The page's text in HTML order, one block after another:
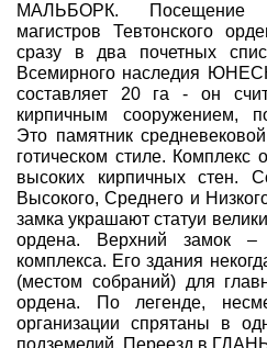
МАЛЬБОРК. Посещение
магистров Тевтонского
сразу в два почетных
Всемирного наследия
составляет 20 га - он
кирпичным сооружением,
Это памятник
готическом стиле. Комплекс
высоких кирпичных стен.
Высокого, Среднего и
замка украшают статуи
ордена. Верхний замок –
комплекса. Его здания
(местом собраний) для
ордена. По легенде,
организации спрятаны в
подземелий. Переезд в